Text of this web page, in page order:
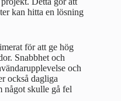
kan hitta en lösning
för att ge hög
Snabbhet och
och
också dagliga
något skulle gå fel